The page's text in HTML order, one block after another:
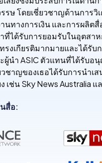
รษ โดยเชี่ยวชาญด้านการวิ
นทางการเงิน และการผลิต
ที่ได้รับการยอมรับในอุตสาห
รงเกียรติมากมายและได้รับ
ะผู้นำ ASIC ตัวแทนที่ได้รับอ
วชาญของเธอได้รับการนำเ
เช่น Sky News Australia แ
สื่อ: